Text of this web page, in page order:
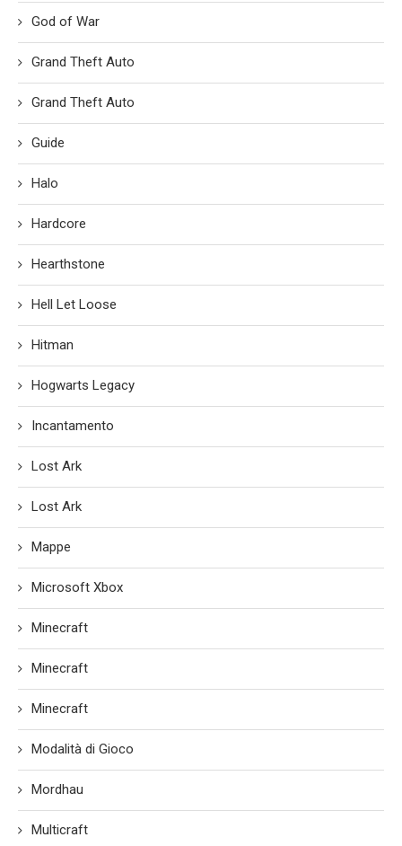
God of War
Grand Theft Auto
Grand Theft Auto
Guide
Halo
Hardcore
Hearthstone
Hell Let Loose
Hitman
Hogwarts Legacy
Incantamento
Lost Ark
Lost Ark
Mappe
Microsoft Xbox
Minecraft
Minecraft
Minecraft
Modalità di Gioco
Mordhau
Multicraft